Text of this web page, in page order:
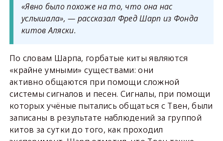
«Явно было похоже на то, что она нас
услышала», — рассказал Фред Шарп из Фонда
китов Аляски.
По словам Шарпа, горбатые киты являются
«крайне умными» существами: они
активно общаются при помощи сложной
системы сигналов и песен. Сигналы, при помощи
которых учёные пытались общаться с Твен, были
записаны в результате наблюдений за группой
китов за сутки до того, как проходил